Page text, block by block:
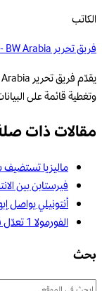
الكاتب
فريق تحرير BW Arabia - وحدة التحليل الرياضي
وتغطية قائمة على
مقالات ذات
ماليزيا
فيرستابن بين
أنتونيلي يواصل
الفورمولا 1 تعدّل قواعد محركات 2026 استجابةً لانتقادات السائقين
بحث